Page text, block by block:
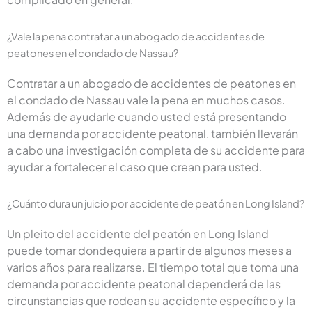
¿Vale la pena contratar a un abogado de accidentes de
peatones en el condado de Nassau?
Contratar a un abogado de accidentes de peatones en
el condado de Nassau vale la pena en muchos casos.
Además de ayudarle cuando usted está presentando
una demanda por accidente peatonal, también llevarán
a cabo una investigación completa de su accidente para
ayudar a fortalecer el caso que crean para usted.
¿Cuánto dura un juicio por accidente de peatón en Long Island?
Un pleito del accidente del peatón en Long Island
puede tomar dondequiera a partir de algunos meses a
varios años para realizarse. El tiempo total que toma una
demanda por accidente peatonal dependerá de las
circunstancias que rodean su accidente específico y la